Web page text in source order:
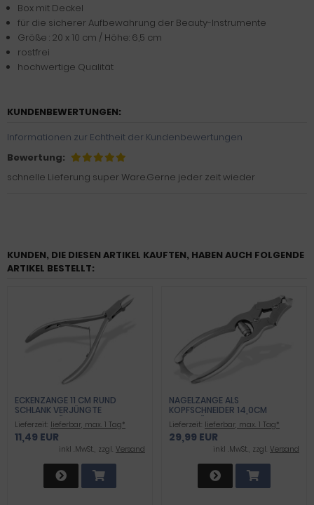
Box mit Deckel
für die sicherer Aufbewahrung der Beauty-Instrumente
Größe : 20 x 10 cm / Höhe: 6,5 cm
rostfrei
hochwertige Qualität
KUNDENBEWERTUNGEN:
Informationen zur Echtheit der Kundenbewertungen
Bewertung:
schnelle Lieferung super Ware.Gerne jeder zeit wieder
KUNDEN, DIE DIESEN ARTIKEL KAUFTEN, HABEN AUCH FOLGENDE
ARTIKEL BESTELLT:
ECKENZANGE 11 CM RUND
SCHLANK VERJÜNGTE
SCHNITTFLÄCHE
Lieferzeit: lieferbar, max. 1 Tag*
11,49 EUR
inkl .MwSt., zzgl. Versand
NAGELZANGE ALS
KOPFSCHNEIDER 14,0CM
DOPPELÜBERSETZUNG
Lieferzeit: lieferbar, max. 1 Tag*
29,99 EUR
inkl .MwSt., zzgl. Versand